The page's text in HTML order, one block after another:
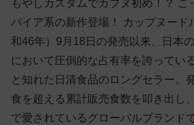
もやしカスタムでカプヌ初め！？ こ
パイア系の新作登場！ カップヌード
和46年）9月18日の発売以来、日本
において圧倒的な占有率を誇ってい
と知れた日清食品のロングセラー。
食を超える累計販売食数を叩き出し
で愛されているグローバルブランドで